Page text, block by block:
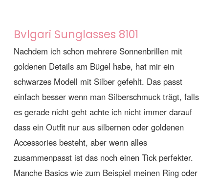
Bvlgari Sunglasses 8101
Nachdem ich schon mehrere Sonnenbrillen mit
goldenen Details am Bügel habe, hat mir ein
schwarzes Modell mit Silber gefehlt. Das passt
einfach besser wenn man Silberschmuck trägt, falls
es gerade nicht geht achte ich nicht immer darauf
dass ein Outfit nur aus silbernen oder goldenen
Accessories besteht, aber wenn alles
zusammenpasst ist das noch einen Tick perfekter.
Manche Basics wie zum Beispiel meinen Ring oder